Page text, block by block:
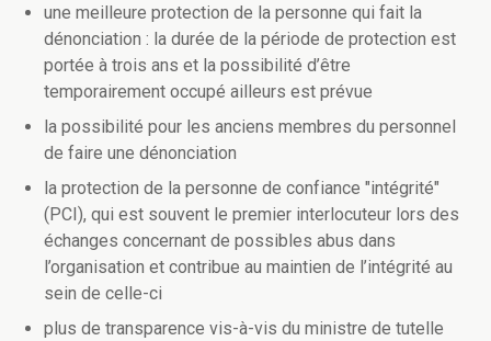
une meilleure protection de la personne qui fait la
dénonciation : la durée de la période de protection est
portée à trois ans et la possibilité d’être
temporairement occupé ailleurs est prévue
la possibilité pour les anciens membres du personnel
de faire une dénonciation
la protection de la personne de confiance "intégrité"
(PCI), qui est souvent le premier interlocuteur lors des
échanges concernant de possibles abus dans
l’organisation et contribue au maintien de l’intégrité au
sein de celle-ci
plus de transparence vis-à-vis du ministre de tutelle